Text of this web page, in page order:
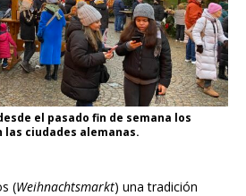
el pasado fin de semana los
las ciudades alemanas.
(Weihnachtsmarkt) una tradición